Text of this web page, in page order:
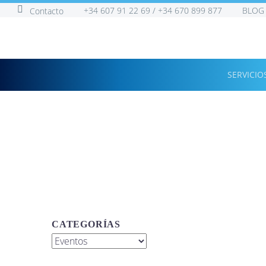

 Contacto +34 607 91 22 69 / +34 670 899 877 BLOG
CATEGORÍAS
Categorías